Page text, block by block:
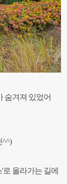
숨겨져 있었어
^^)
올라가는 길에